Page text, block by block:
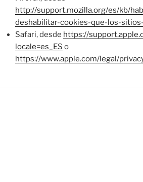
http://support.mozilla.org/es/kb/
deshabilitar-cookies-que-los-
Safari, desde https://
locale=es_ES o
https://www.apple.com/legal/